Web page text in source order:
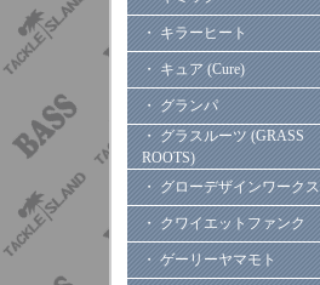
・ キラーヒート
・ キュア (Cure)
・ グランパ
・ グラスルーツ (GRASS
ROOTS)
・ グローデザインワークス
・ クワイエットファンク
・ ゲーリーヤマモト